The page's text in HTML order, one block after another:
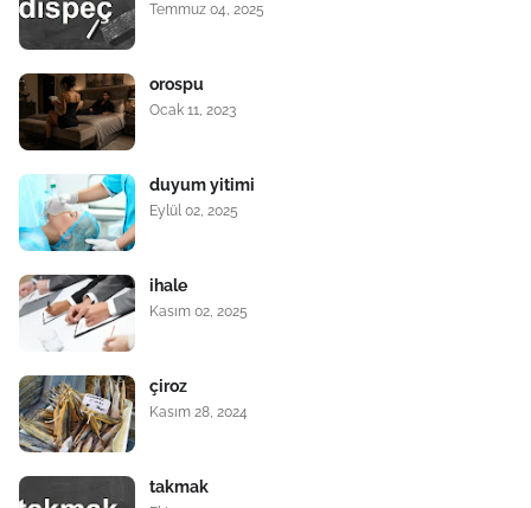
Temmuz 04, 2025
orospu
Ocak 11, 2023
duyum yitimi
Eylül 02, 2025
ihale
Kasım 02, 2025
çiroz
Kasım 28, 2024
takmak